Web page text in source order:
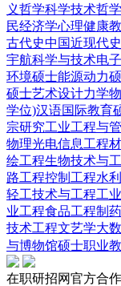
义哲学科学技术哲学
民经济学心理健康
古代史中国近现代史
宇航科学与技术电
环境硕士能源动力
硕士艺术设计力学
学位)汉语国际教育
宗研究工业工程与
物理光电信息工程
绘工程生物技术与
路工程控制工程水
轻工技术与工程工
业工程食品工程制
技术工程文艺学大
与博物馆硕士职业
在职研招网官方合